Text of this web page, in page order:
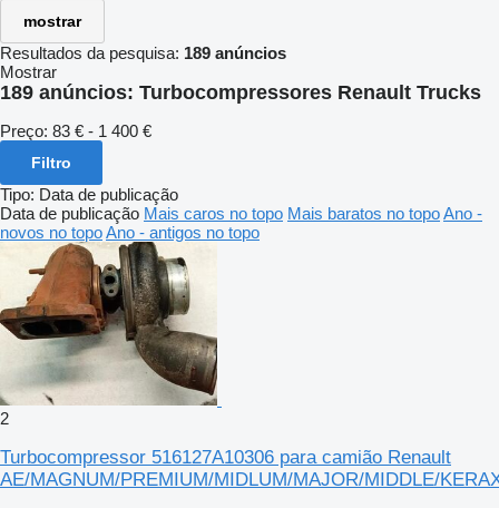
mostrar
Resultados da pesquisa: 189 anúncios
Mostrar
189 anúncios: Turbocompressores Renault Trucks
Preço: 83 € - 1 400 €
Filtro
Tipo: Data de publicação
Data de publicação Mais caros no topo Mais baratos no topoAno -
novos no topoAno - antigos no topo
2
Turbocompressor 516127A10306 para camião Renault
AE/MAGNUM/PREMIUM/MIDLUM/MAJOR/MIDDLE/